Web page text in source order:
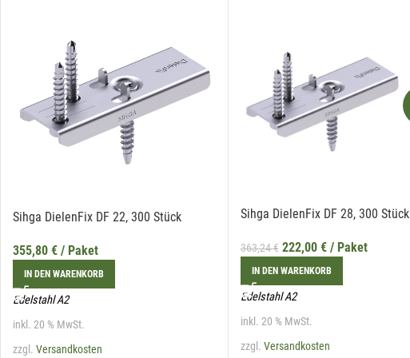
Sihga DielenFix DF 22, 300 Stück
355,80 € / Paket
IN DEN WARENKORB
Edelstahl A2
inkl. 20 % MwSt.
zzgl. Versandkosten
Sihga DielenFix DF 28, 300 Stück
363,24€ 222,00 €/ Paket
IN DEN WARENKORB
Edelstahl A2
inkl. 20 % MwSt.
zzgl. Versandkosten